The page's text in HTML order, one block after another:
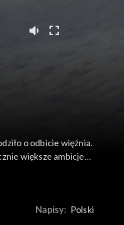
o odbicie więźnia.
się na
Napisy: Polski